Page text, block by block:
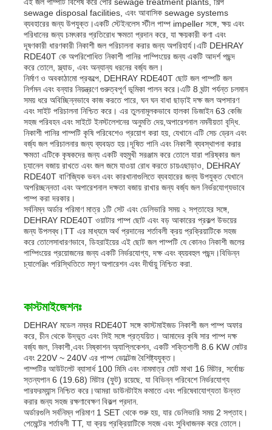
ঢালাই জেনারেটর সেট
জেনারেটর ডিজেল ইঞ্জিন
নিকাশী জল পাম্প
sewage disposal facilities, এবং আবাসিক sewage systems
ব্যবহারের জন্য উপযুক্ত।একটি স্টেইনলেস স্টীল পাম্প impeller সঙ্গে, ক্ষয় এবং
পরিধানের জন্য চমৎকার প্রতিরোধ ক্ষমতা প্রদান করে, যা ক্ষয়কারী কণা এবং
দূষণকারী ধারণকারী নিকাশী জল পরিচালনা করার জন্য অপরিহার্য।এটি DEHRAY
RDE40T কে অপরিশোধিত নিকাশী পানির পাম্পিংয়ের জন্য একটি আদর্শ পছন্দ
করে তোলে, স্ল্যাড, এবং অন্যান্য ধরনের বর্জ্য জল।
নির্মাণ ও অবকাঠামো প্রকল্পে, DEHRAY RDE40T ছোট জল পাম্পটি জল
নির্গমন এবং বন্যার নিয়ন্ত্রণে গুরুত্বপূর্ণ ভূমিকা পালন করে।এটি 8 ঘন্টা পর্যন্ত চলমান
সময় ধরে অবিচ্ছিন্নভাবে কাজ করতে পারে, ঘন ঘন বাধা ছাড়াই দক্ষ জল অপসারণ
এবং সাইট পরিচালনা নিশ্চিত করে। এর তুলনামূলকভাবে হালকা ডিজাইন 63 কেজি
সহজ পরিবহন এবং সাইটে ইনস্টলেশনের অনুমতি দেয়,অপারেশনাল নমনীয়তা বৃদ্ধি.
নিকাশী পানির পাম্পটি কৃষি পরিবেশেও প্রয়োগ করা হয়, যেখানে এটি সেচ ড্রেন এবং
বর্জ্য জল পরিচালনার জন্য ব্যবহৃত হয়।দূষিত পানি এবং নিকাশী ব্যবস্থাপনা করার
ক্ষমতা এটিকে কৃষকদের জন্য একটি বহুমুখী সরঞ্জাম করে তোলে যারা পরিষ্কার জল
চ্যানেল বজায় রাখতে এবং জল জমে যাওয়া রোধ করতে চায়এছাড়াও, DEHRAY
RDE40T বাণিজ্যিক ভবন এবং কারখানাগুলিতে ব্যবহারের জন্য উপযুক্ত যেখানে
অপরিচ্ছন্নতা এবং অপারেশনাল দক্ষতা বজায় রাখার জন্য বর্জ্য জল নির্ভরযোগ্যভাবে
পাম্প করা দরকার।
সর্বনিম্ন অর্ডার পরিমাণ মাত্র ১টি সেট এবং ডেলিভারি সময় ২ সপ্তাহের সঙ্গে,
DEHRAY RDE40T ওয়াটার পাম্প ছোট এবং বড় আকারের প্রকল্প উভয়ের
জন্য উপলব্ধ।TT এর মাধ্যমে অর্থ প্রদানের শর্তাবলী ক্রয় প্রক্রিয়াটিকে সহজ
করে তোলেসাধারণভাবে, ডিহরাইয়ের এই ছোট জল পাম্পটি যে কোনও নিকাশী জলের
পাম্পিংয়ের প্রয়োজনের জন্য একটি নির্ভরযোগ্য, দক্ষ এবং ব্যয়বহুল পছন্দ।বিভিন্ন
চ্যালেঞ্জিং পরিস্থিতিতে মসৃণ অপারেশন এবং দীর্ঘায়ু নিশ্চিত করা.
কাস্টমাইজেশনঃ
DEHRAY মডেল নম্বর RDE40T সঙ্গে কাস্টমাইজড নিকাশী জল পাম্প অফার
করে, চীন থেকে উদ্ভূত এবং সিই সঙ্গে প্রত্যয়িত। আমাদের কৃষি সার পাম্প দক্ষ
বর্জ্য জল, নিকাশী,এবং নিষ্কাশন অ্যাপ্লিকেশন, একটি শক্তিশালী 8.6 KW মোটর
এবং 220V ~ 240V এর পাম্প ভোল্টেজ বৈশিষ্ট্যযুক্ত।
পাম্পটির আউটলেট ব্যাসার্ধ 100 মিমি এবং নামমাত্র মোট মাথা 16 মিটার, সর্বোচ্চ
স্তন্যপান 6 (19.68) মিটার (ফুট) রয়েছে, যা বিভিন্ন পরিবেশে নির্ভরযোগ্য
পারফরম্যান্স নিশ্চিত করে।আমরা ডাউনটাইম কমাতে এবং পরিষেবাযোগ্যতা উন্নত
করার জন্য সহজ রক্ষণাবেক্ষণ বিকল্প প্রদান.
অর্ডারগুলি সর্বনিম্ন পরিমাণ 1 SET থেকে শুরু হয়, যার ডেলিভারি সময় 2 সপ্তাহ।
পেমেন্টের শর্তাবলী TT, যা ক্রয় প্রক্রিয়াটিকে সহজ এবং সুবিধাজনক করে তোলে।